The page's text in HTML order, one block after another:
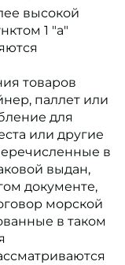
высокой
1 "a"
товаров
паллет или
для
или другие
в
выдан,
документе,
морской
в таком